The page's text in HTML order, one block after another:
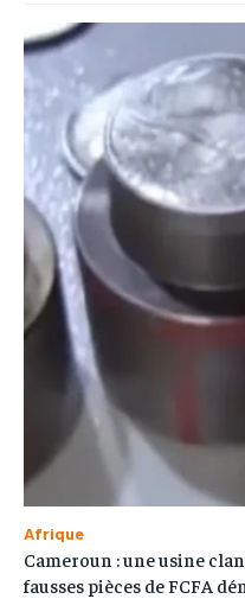
Afrique
Cameroun : une usine
fausses pièces de FCFA